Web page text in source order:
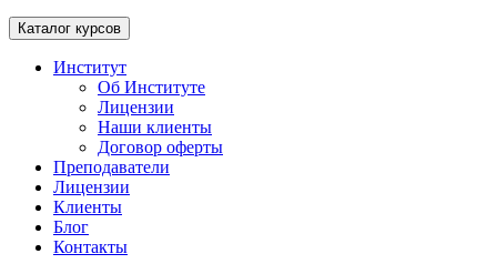
Каталог курсов
Институт
Об Институте
Лицензии
Наши клиенты
Договор оферты
Преподаватели
Лицензии
Клиенты
Блог
Контакты